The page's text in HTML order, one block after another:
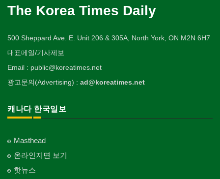
The Korea Times Daily
500 Sheppard Ave. E. Unit 206 & 305A, North York, ON M2N 6H7
대표메일/기사제보
Email : public@koreatimes.net
광고문의(Advertising) : ad@koreatimes.net
캐나다 한국일보
Masthead
온라인지면 보기
핫뉴스